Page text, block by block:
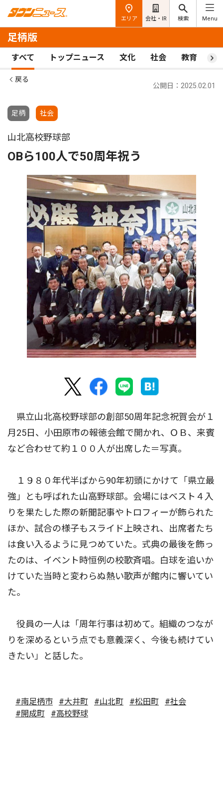
エリア 会社・IR 検索 Menu
足柄版
すべて トップニュース 文化 社会 教育 ス
戻る
足柄 社会
公開日：2025.02.01
山北高校野球部
OBら100人で50周年祝う
県立山北高校野球部の創部50周年記念祝賀会が１
月25日、小田原市の報徳会館で開かれ、ＯＢ、来賓
など合わせて約１００人が出席した＝写真。
１９８０年代半ばから90年初頭にかけて「県立最
強」とも呼ばれた山高野球部。会場にはベスト４入
りを果たした際の新聞記事やトロフィーが飾られた
ほか、試合の様子もスライド上映され、出席者たち
は食い入るように見つめていた。式典の最後を飾っ
たのは、イベント時恒例の校歌斉唱。白球を追いか
けていた当時と変わらぬ熱い歌声が館内に響いてい
た。
役員の一人は「周年行事は初めて。組織のつなが
りを深めるという点でも意義深く、今後も続けてい
きたい」と話した。
#南足柄市 #大井町 #山北町 #松田町
#社会
#開成町
#高校野球